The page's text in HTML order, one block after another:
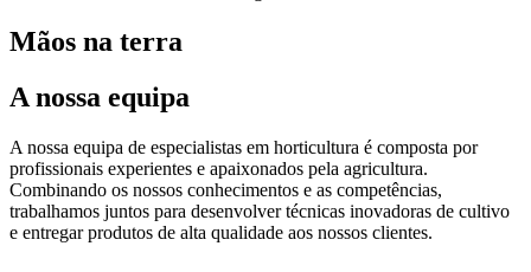
Mãos na terra
A nossa equipa
A nossa equipa de especialistas em horticultura é composta por
profissionais experientes e apaixonados pela agricultura.
Combinando os nossos conhecimentos e as competências,
trabalhamos juntos para desenvolver técnicas inovadoras de cultivo
e entregar produtos de alta qualidade aos nossos clientes.